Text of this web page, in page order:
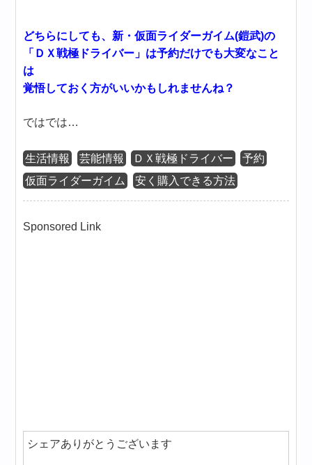
どちらにしても、新・仮面ライダーガイム(鎧武)の
「ＤＸ戦極ドライバー」は予約だけでも大変なこと
は
覚悟しておく方がいいかもしれませんね？
ではでは…
生活情報 芸能情報 ＤＸ戦極ドライバー
予約
仮面ライダーガイム
安く購入できる方法
Sponsored Link
シェアありがとうございます